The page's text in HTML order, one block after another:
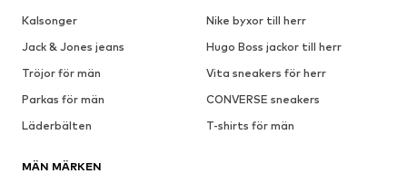
Kalsonger
Nike byxor till herr
Jack & Jones jeans
Hugo Boss jackor till herr
Tröjor för män
Vita sneakers för herr
Parkas för män
CONVERSE sneakers
Läderbälten
T-shirts för män
MÄN MÄRKEN